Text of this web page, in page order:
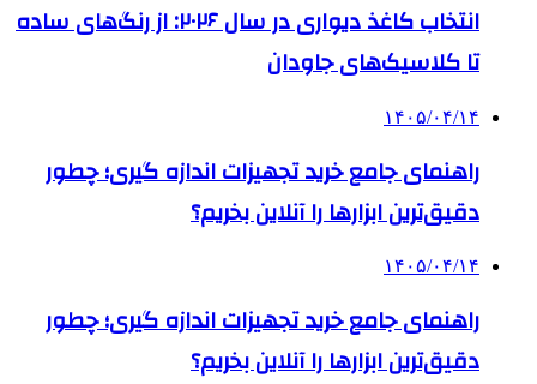
انتخاب کاغذ دیواری در سال ۲۰۲۶: از رنگ‌های ساده
تا کلاسیک‌های جاودان
۱۴۰۵/۰۴/۱۴
راهنمای جامع خرید تجهیزات اندازه گیری؛ چطور
دقیق‌ترین ابزارها را آنلاین بخریم؟
۱۴۰۵/۰۴/۱۴
راهنمای جامع خرید تجهیزات اندازه گیری؛ چطور
دقیق‌ترین ابزارها را آنلاین بخریم؟